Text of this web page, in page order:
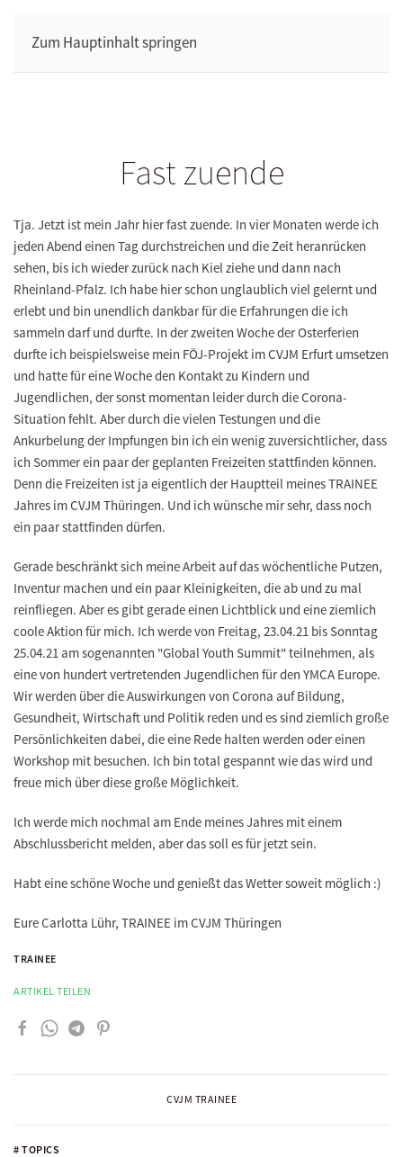
Zum Hauptinhalt springen
# TOPICS
Fast zuende
Tja. Jetzt ist mein Jahr hier fast zuende. In vier Monaten werde ich
jeden Abend einen Tag durchstreichen und die Zeit heranrücken
sehen, bis ich wieder zurück nach Kiel ziehe und dann nach
Rheinland-Pfalz. Ich habe hier schon unglaublich viel gelernt und
erlebt und bin unendlich dankbar für die Erfahrungen die ich
sammeln darf und durfte. In der zweiten Woche der Osterferien
durfte ich beispielsweise mein FÖJ-Projekt im CVJM Erfurt umsetzen
und hatte für eine Woche den Kontakt zu Kindern und
Jugendlichen, der sonst momentan leider durch die Corona-
Situation fehlt. Aber durch die vielen Testungen und die
Ankurbelung der Impfungen bin ich ein wenig zuversichtlicher, dass
ich Sommer ein paar der geplanten Freizeiten stattfinden können.
Denn die Freizeiten ist ja eigentlich der Hauptteil meines TRAINEE
Jahres im CVJM Thüringen. Und ich wünsche mir sehr, dass noch
ein paar stattfinden dürfen.
Gerade beschränkt sich meine Arbeit auf das wöchentliche Putzen,
Inventur machen und ein paar Kleinigkeiten, die ab und zu mal
reinfliegen. Aber es gibt gerade einen Lichtblick und eine ziemlich
coole Aktion für mich. Ich werde von Freitag, 23.04.21 bis Sonntag
25.04.21 am sogenannten "Global Youth Summit" teilnehmen, als
eine von hundert vertretenden Jugendlichen für den YMCA Europe.
Wir werden über die Auswirkungen von Corona auf Bildung,
Gesundheit, Wirtschaft und Politik reden und es sind ziemlich große
Persönlichkeiten dabei, die eine Rede halten werden oder einen
Workshop mit besuchen. Ich bin total gespannt wie das wird und
freue mich über diese große Möglichkeit.
Ich werde mich nochmal am Ende meines Jahres mit einem
Abschlussbericht melden, aber das soll es für jetzt sein.
Habt eine schöne Woche und genießt das Wetter soweit möglich :)
Eure Carlotta Lühr, TRAINEE im CVJM Thüringen
TRAINEE
ARTIKEL TEILEN
CVJM TRAINEE